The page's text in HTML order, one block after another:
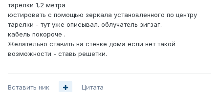
тарелки 1,2 метра
юстировать с помощью зеркала установленного по центру
тарелки - тут уже описывал. облучатель зигзаг.
кабель покороче .
Желательно ставить на стенке дома если нет такой
возможности - ставь решетки.
Вставить ник Цитата